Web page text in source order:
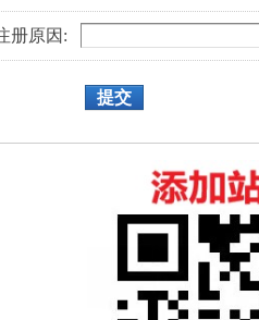
册原因:
提交